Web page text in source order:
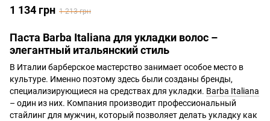
Italiana INSOLIA 100 мл
1 134 грн 1 213 грн
Паста Barba Italiana для укладки волос –
элегантный итальянский стиль
В Италии барберское мастерство занимает особое место в
культуре. Именно поэтому здесь были созданы бренды,
специализирующиеся на средствах для укладки. Barba Italiana
– один из них. Компания производит профессиональный
стайлинг для мужчин, который позволяет делать укладку как